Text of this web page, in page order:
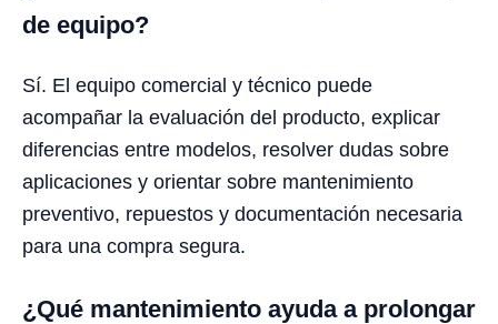
de equipo?
Sí. El equipo comercial y técnico puede
acompañar la evaluación del producto, explicar
diferencias entre modelos, resolver dudas sobre
aplicaciones y orientar sobre mantenimiento
preventivo, repuestos y documentación necesaria
para una compra segura.
¿Qué mantenimiento ayuda a prolongar